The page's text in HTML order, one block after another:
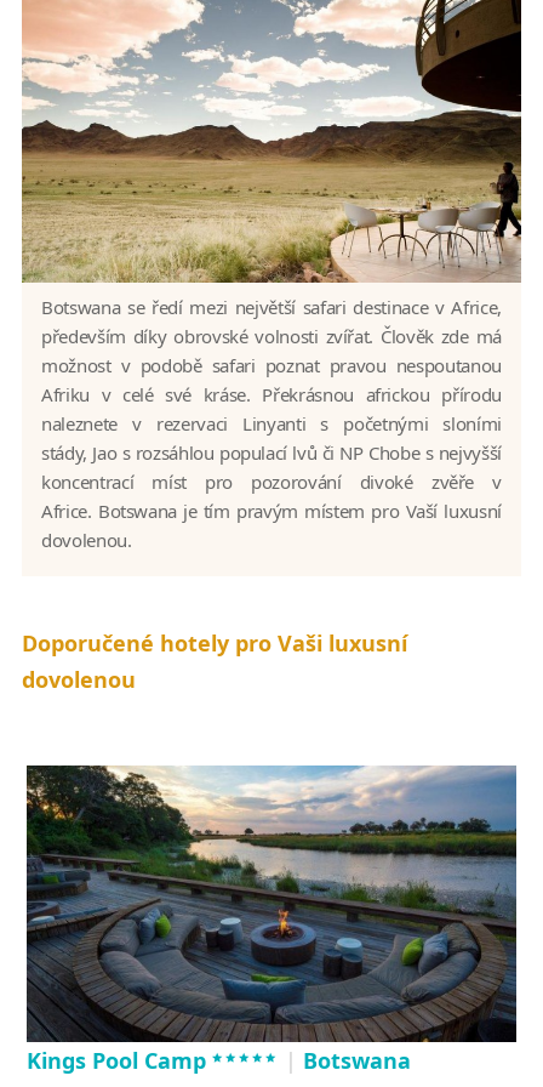
Botswana se ředí mezi největší safari destinace v Africe,
především díky obrovské volnosti zvířat. Člověk zde má
možnost v podobě safari poznat pravou nespoutanou
Afriku v celé své kráse. Překrásnou africkou přírodu
naleznete v rezervaci Linyanti s početnými sloními
stády, Jao s rozsáhlou populací lvů či NP Chobe s nejvyšší
koncentrací míst pro pozorování divoké zvěře v
Africe. Botswana je tím pravým místem pro Vaší luxusní
dovolenou.
Doporučené hotely pro Vaši luxusní
dovolenou
Kings Pool Camp ***** | Botswana